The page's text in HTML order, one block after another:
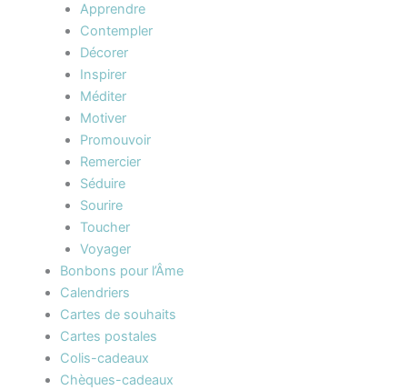
Apprendre
Contempler
Décorer
Inspirer
Méditer
Motiver
Promouvoir
Remercier
Séduire
Sourire
Toucher
Voyager
Bonbons pour l’Âme
Calendriers
Cartes de souhaits
Cartes postales
Colis-cadeaux
Chèques-cadeaux